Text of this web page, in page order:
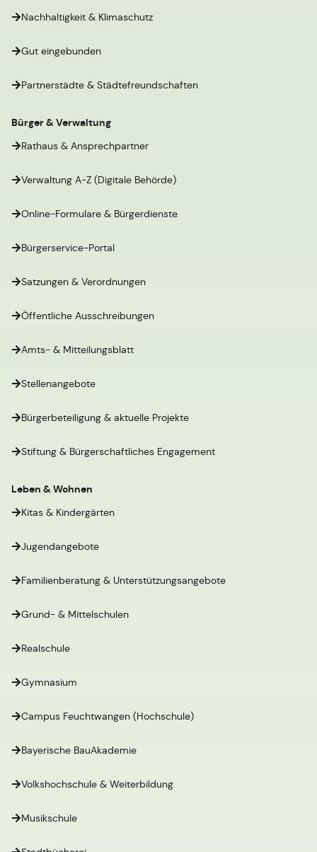
Nachhaltigkeit & Klimaschutz
Gut eingebunden
Partnerstädte & Städtefreundschaften
Bürger & Verwaltung
Rathaus & Ansprechpartner
Verwaltung A-Z (Digitale Behörde)
Online-Formulare & Bürgerdienste
Bürgerservice-Portal
Satzungen & Verordnungen
Öffentliche Ausschreibungen
Amts- & Mitteilungsblatt
Stellenangebote
Bürgerbeteiligung & aktuelle Projekte
Stiftung & Bürgerschaftliches Engagement
Leben & Wohnen
Kitas & Kindergärten
Jugendangebote
Familienberatung & Unterstützungsangebote
Grund- & Mittelschulen
Realschule
Gymnasium
Campus Feuchtwangen (Hochschule)
Bayerische BauAkademie
Volkshochschule & Weiterbildung
Musikschule